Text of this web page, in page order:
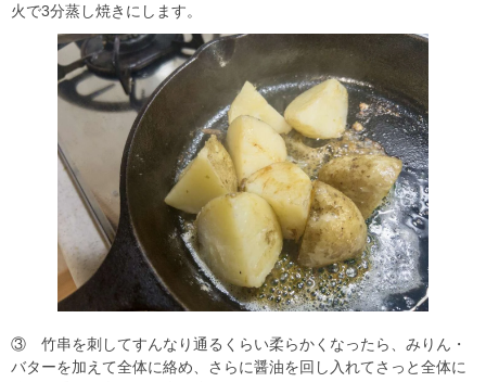
火で3分蒸し焼きにします。
③ 竹串を刺してすんなり通るくらい柔らかくなったら、みりん・
バターを加えて全体に絡め、さらに醤油を回し入れてさっと全体に